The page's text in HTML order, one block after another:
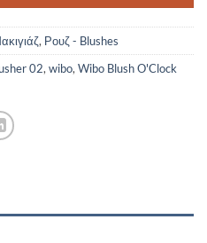
, Ρουζ - Blushes
02, wibo, Wibo Blush O'Clock